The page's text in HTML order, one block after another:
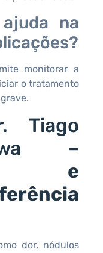
na
monitorar a
o tratamento
Tiago
–
e
dor, nódulos